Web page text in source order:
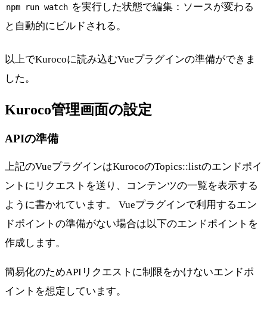
npm run watch を実行した状態で編集：ソースが変わる
と自動的にビルドされる。
以上でKurocoに読み込むVueプラグインの準備ができま
した。
Kuroco管理画面の設定
APIの準備
上記のVueプラグインはKurocoのTopics::listのエンドポイ
ントにリクエストを送り、コンテンツの一覧を表示する
ように書かれています。 Vueプラグインで利用するエン
ドポイントの準備がない場合は以下のエンドポイントを
作成します。
簡易化のためAPIリクエストに制限をかけないエンドポ
イントを想定しています。